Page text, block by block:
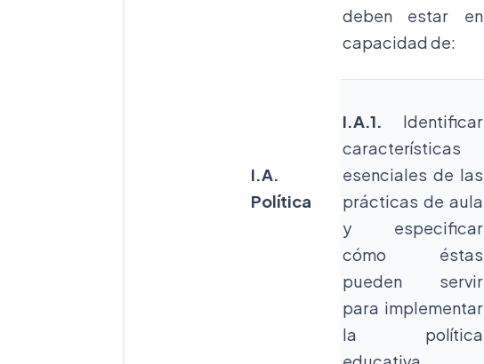
I.A.
Política
deben estar en
capacidad de:
I.A.1. Identificar
características
esenciales de las
prácticas de aula
y especificar
cómo éstas
pueden servir
para implementar
la política